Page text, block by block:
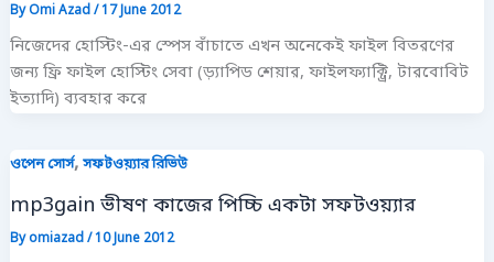
ByOmi Azad/17 June 2012
নিজেদের হোস্টিং-এর স্পেস বাঁচাতে এখন অনেকেই ফাইল বিতরণের
জন্য ফ্রি ফাইল হোস্টিং সেবা (ড়্যাপিড শেয়ার, ফাইলফ্যাক্ট্রি, টারবোবিট
ইত্যাদি) ব্যবহার করে
ওপেন সোর্স, সফটওয়্যার রিভিউ
mp3gain ভীষণ কাজের পিচ্চি একটা সফটওয়্যার
Byomiazad/10 June 2012